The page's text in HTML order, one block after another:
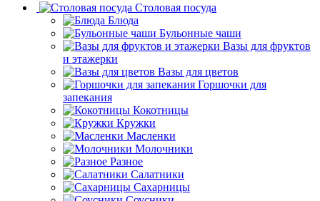
Столовая посуда
Блюда
Бульонные чаши
Вазы для фруктов
и этажерки
Вазы для цветов
Горшочки для
запекания
Кокотницы
Кружки
Масленки
Молочники
Разное
Салатники
Сахарницы